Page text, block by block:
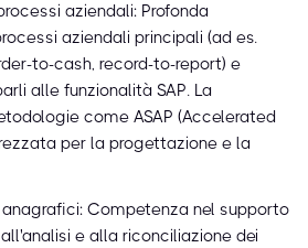
aziendali: Profonda
aziendali principali (ad es.
to-cash, record-to-report) e
alle funzionalità SAP. La
come ASAP (Accelerated
per la progettazione e la
Competenza nel supporto
e alla riconciliazione dei